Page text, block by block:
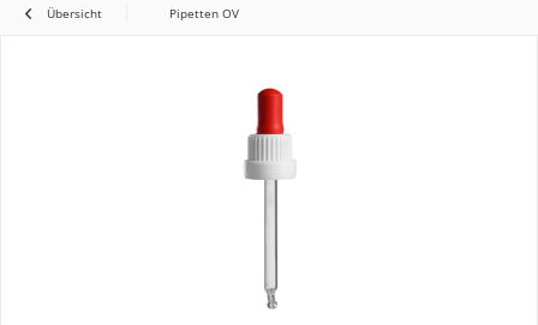
Übersicht Pipetten OV